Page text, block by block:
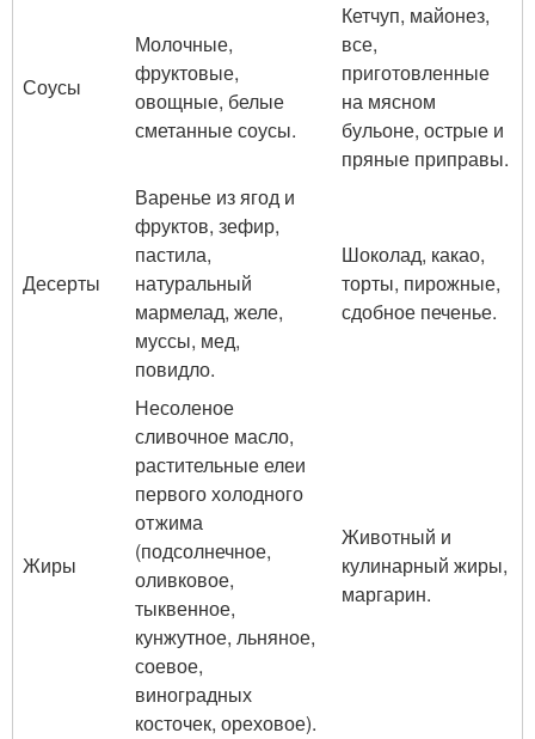
Соусы
Молочные,
фруктовые,
овощные, белые
сметанные соусы.
Кетчуп, майонез,
все,
приготовленные
на мясном
бульоне, острые и
пряные приправы.
Десерты
Варенье из ягод и
фруктов, зефир,
пастила,
натуральный
мармелад, желе,
муссы, мед,
повидло.
Шоколад, какао,
торты, пирожные,
сдобное печенье.
Жиры
Несоленое
сливочное масло,
растительные елеи
первого холодного
отжима
(подсолнечное,
оливковое,
тыквенное,
кунжутное, льняное,
соевое,
виноградных
косточек, ореховое).
Животный и
кулинарный жиры,
маргарин.